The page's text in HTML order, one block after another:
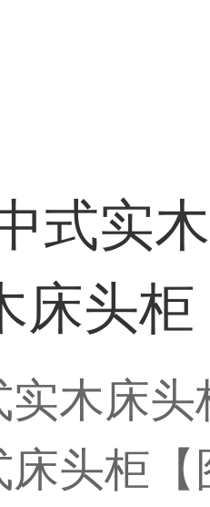
式实
床头
木床
头柜